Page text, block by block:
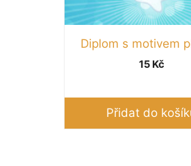
Diplom s motivem
15 Kč
Přidat do